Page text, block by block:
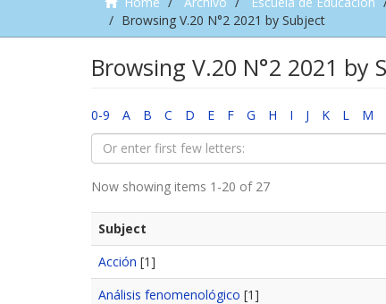
Browsing V.20 N°2 2021 by Subject
Browsing V.20 N°2 2021 by
0-9 A B C D E F G H I J K L M
Now showing items 1-20 of 27
Subject
Acción [1]
Análisis fenomenológico [1]